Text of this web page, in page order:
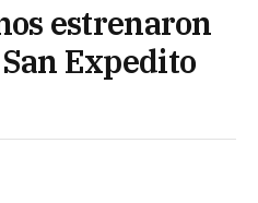
estrenaron
Expedito